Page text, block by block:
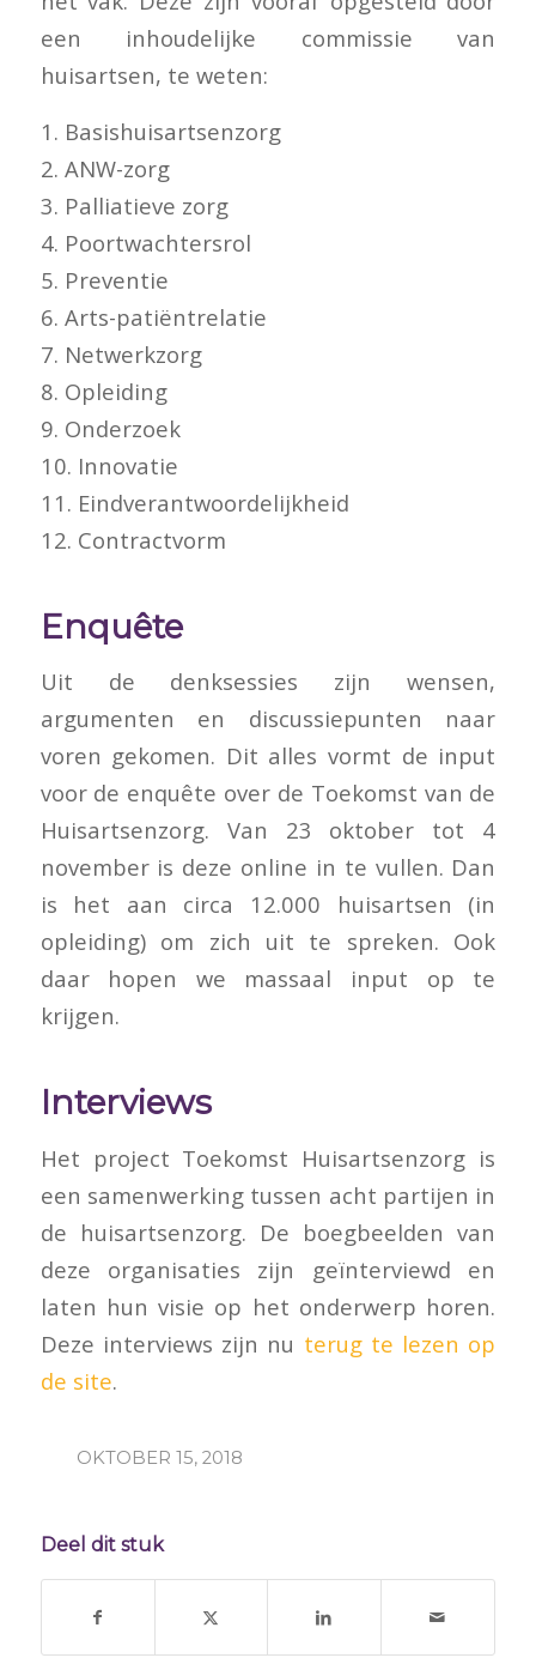
een inhoudelijke commissie van
huisartsen, te weten:
1. Basishuisartsenzorg
2. ANW-zorg
3. Palliatieve zorg
4. Poortwachtersrol
5. Preventie
6. Arts-patiëntrelatie
7. Netwerkzorg
8. Opleiding
9. Onderzoek
10. Innovatie
11. Eindverantwoordelijkheid
12. Contractvorm
Enquête
Uit de denksessies zijn wensen,
argumenten en discussiepunten naar
voren gekomen. Dit alles vormt de input
voor de enquête over de Toekomst van de
Huisartsenzorg. Van 23 oktober tot 4
november is deze online in te vullen. Dan
is het aan circa 12.000 huisartsen (in
opleiding) om zich uit te spreken. Ook
daar hopen we massaal input op te
krijgen.
Interviews
Het project Toekomst Huisartsenzorg is
een samenwerking tussen acht partijen in
de huisartsenzorg. De boegbeelden van
deze organisaties zijn geïnterviewd en
laten hun visie op het onderwerp horen.
Deze interviews zijn nu terug te lezen op
de site.
OKTOBER 15, 2018
Deel dit stuk